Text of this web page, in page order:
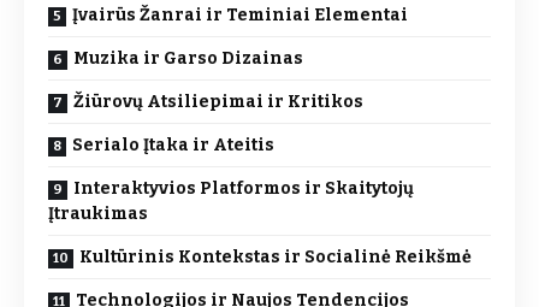
Įvairūs Žanrai ir Teminiai Elementai
Muzika ir Garso Dizainas
Žiūrovų Atsiliepimai ir Kritikos
Serialo Įtaka ir Ateitis
Interaktyvios Platformos ir Skaitytojų
Įtraukimas
Kultūrinis Kontekstas ir Socialinė Reikšmė
Technologijos ir Naujos Tendencijos